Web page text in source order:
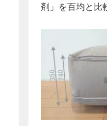
剤」を百均と比